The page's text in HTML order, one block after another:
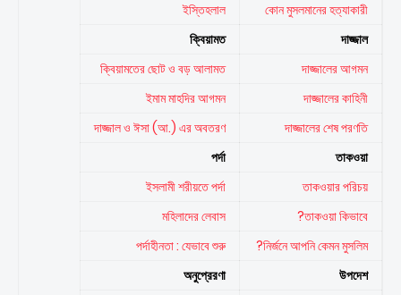
কোন মুসলমানের হত্যাকারী
ইস্তিহলাল
দাজ্জাল
ক্বিয়ামত
দাজ্জালের আগমন
ক্বিয়ামতের ছোট ও বড় আলামত
দাজ্জালের কাহিনী
ইমাম মাহদির আগমন
দাজ্জালের শেষ পরণতি
দাজ্জাল ও ঈসা (আ.) এর অবতরণ
তাকওয়া
পর্দা
তাকওয়ার পরিচয়
ইসলামী শরীয়তে পর্দা
তাকওয়া কিভাবে?
মহিলাদের লেবাস
নির্জনে আপনি কেমন মুসলিম?
পর্দাহীনতা : যেভাবে শুরু
উপদেশ
অনুপ্রেরণা